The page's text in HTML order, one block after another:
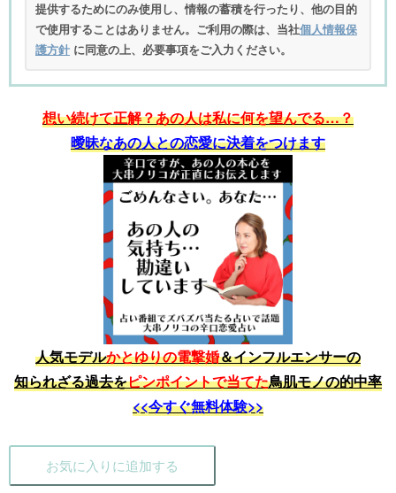
提供するためにのみ使用し、情報の蓄積を行ったり、他の目的
で使用することはありません。ご利用の際は、当社個人情報保
護方針 に同意の上、必要事項をご入力ください。
想い続けて正解？あの人は私に何を望んでる…？
曖昧なあの人との恋愛に決着をつけます
人気モデルかとゆりの電撃婚＆インフルエンサーの
知られざる過去をピンポイントで当てた鳥肌モノの的中率
<<今すぐ無料体験>>
お気に入りに追加する